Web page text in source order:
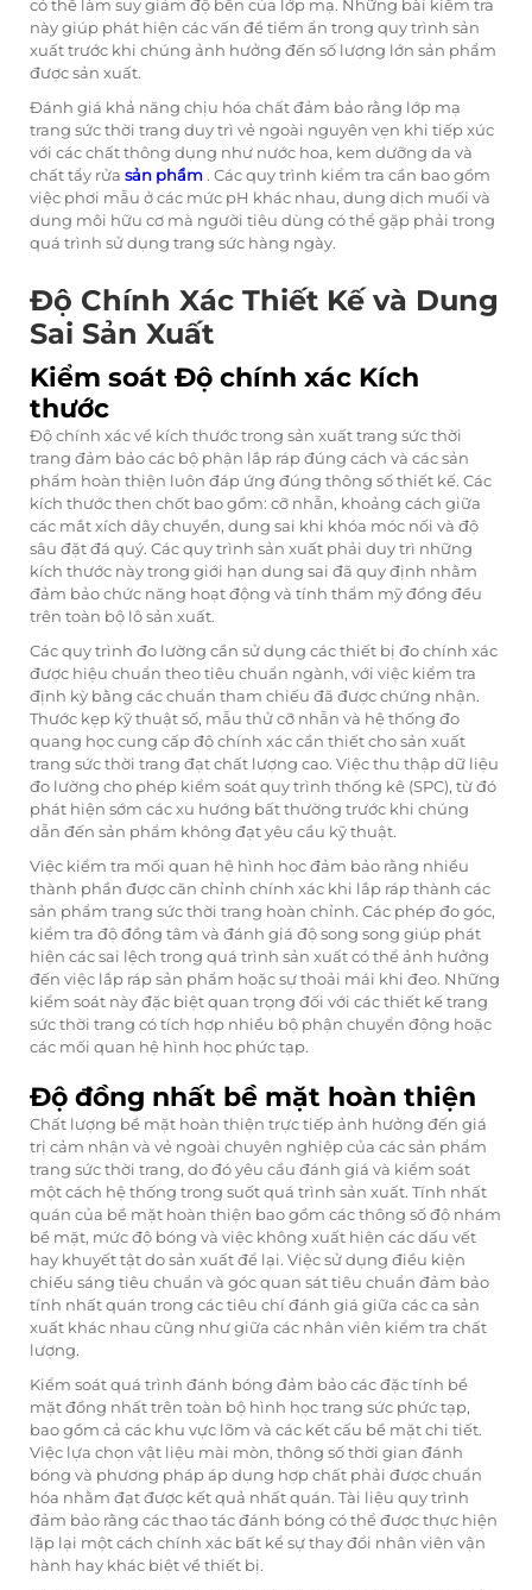
có thể làm suy giảm độ bền của lớp mạ. Những bài kiểm tra
này giúp phát hiện các vấn đề tiềm ẩn trong quy trình sản
xuất trước khi chúng ảnh hưởng đến số lượng lớn sản phẩm
được sản xuất.
Đánh giá khả năng chịu hóa chất đảm bảo rằng lớp mạ
trang sức thời trang duy trì vẻ ngoài nguyên vẹn khi tiếp xúc
với các chất thông dụng như nước hoa, kem dưỡng da và
chất tẩy rửa sản phẩm . Các quy trình kiểm tra cần bao gồm
việc phơi mẫu ở các mức pH khác nhau, dung dịch muối và
dung môi hữu cơ mà người tiêu dùng có thể gặp phải trong
quá trình sử dụng trang sức hàng ngày.
Độ Chính Xác Thiết Kế và Dung
Sai Sản Xuất
Kiểm soát Độ chính xác Kích
thước
Độ chính xác về kích thước trong sản xuất trang sức thời
trang đảm bảo các bộ phận lắp ráp đúng cách và các sản
phẩm hoàn thiện luôn đáp ứng đúng thông số thiết kế. Các
kích thước then chốt bao gồm: cỡ nhẫn, khoảng cách giữa
các mắt xích dây chuyền, dung sai khi khóa móc nối và độ
sâu đặt đá quý. Các quy trình sản xuất phải duy trì những
kích thước này trong giới hạn dung sai đã quy định nhằm
đảm bảo chức năng hoạt động và tính thẩm mỹ đồng đều
trên toàn bộ lô sản xuất.
Các quy trình đo lường cần sử dụng các thiết bị đo chính xác
được hiệu chuẩn theo tiêu chuẩn ngành, với việc kiểm tra
định kỳ bằng các chuẩn tham chiếu đã được chứng nhận.
Thước kẹp kỹ thuật số, mẫu thử cỡ nhẫn và hệ thống đo
quang học cung cấp độ chính xác cần thiết cho sản xuất
trang sức thời trang đạt chất lượng cao. Việc thu thập dữ liệu
đo lường cho phép kiểm soát quy trình thống kê (SPC), từ đó
phát hiện sớm các xu hướng bất thường trước khi chúng
dẫn đến sản phẩm không đạt yêu cầu kỹ thuật.
Việc kiểm tra mối quan hệ hình học đảm bảo rằng nhiều
thành phần được căn chỉnh chính xác khi lắp ráp thành các
sản phẩm trang sức thời trang hoàn chỉnh. Các phép đo góc,
kiểm tra độ đồng tâm và đánh giá độ song song giúp phát
hiện các sai lệch trong quá trình sản xuất có thể ảnh hưởng
đến việc lắp ráp sản phẩm hoặc sự thoải mái khi đeo. Những
kiểm soát này đặc biệt quan trọng đối với các thiết kế trang
sức thời trang có tích hợp nhiều bộ phận chuyển động hoặc
các mối quan hệ hình học phức tạp.
Độ đồng nhất bề mặt hoàn thiện
Chất lượng bề mặt hoàn thiện trực tiếp ảnh hưởng đến giá
trị cảm nhận và vẻ ngoài chuyên nghiệp của các sản phẩm
trang sức thời trang, do đó yêu cầu đánh giá và kiểm soát
một cách hệ thống trong suốt quá trình sản xuất. Tính nhất
quán của bề mặt hoàn thiện bao gồm các thông số độ nhám
bề mặt, mức độ bóng và việc không xuất hiện các dấu vết
hay khuyết tật do sản xuất để lại. Việc sử dụng điều kiện
chiếu sáng tiêu chuẩn và góc quan sát tiêu chuẩn đảm bảo
tính nhất quán trong các tiêu chí đánh giá giữa các ca sản
xuất khác nhau cũng như giữa các nhân viên kiểm tra chất
lượng.
Kiểm soát quá trình đánh bóng đảm bảo các đặc tính bề
mặt đồng nhất trên toàn bộ hình học trang sức phức tạp,
bao gồm cả các khu vực lõm và các kết cấu bề mặt chi tiết.
Việc lựa chọn vật liệu mài mòn, thông số thời gian đánh
bóng và phương pháp áp dụng hợp chất phải được chuẩn
hóa nhằm đạt được kết quả nhất quán. Tài liệu quy trình
đảm bảo rằng các thao tác đánh bóng có thể được thực hiện
lặp lại một cách chính xác bất kể sự thay đổi nhân viên vận
hành hay khác biệt về thiết bị.